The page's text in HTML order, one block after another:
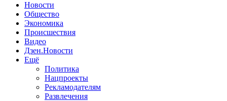
Новости
Общество
Экономика
Происшествия
Видео
Дзен.Новости
Ещё
Политика
Нацпроекты
Рекламодателям
Развлечения